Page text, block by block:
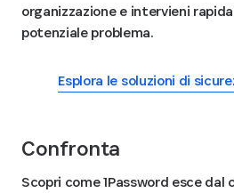
organizzazione e intervieni
potenziale problema.
Esplora le soluzioni di
Confronta
Scopri come 1Password esce dal